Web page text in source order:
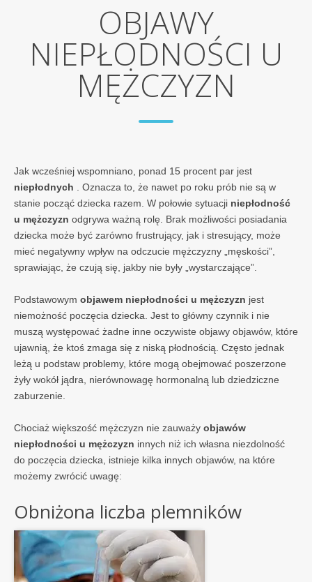
OBJAWY
NIEPŁODNOŚCI U
MĘŻCZYZN
Jak wcześniej wspomniano, ponad 15 procent par jest
niepłodnych . Oznacza to, że nawet po roku prób nie są w
stanie począć dziecka razem. W połowie sytuacji niepłodność
u mężczyzn odgrywa ważną rolę. Brak możliwości posiadania
dziecka może być zarówno frustrujący, jak i stresujący, może
mieć negatywny wpływ na odczucie mężczyzny „męskości”,
sprawiając, że czują się, jakby nie były „wystarczające”.
Podstawowym objawem niepłodności u mężczyzn jest
niemożność poczęcia dziecka. Jest to główny czynnik i nie
muszą występować żadne inne oczywiste objawy objawów, które
ujawnią, że ktoś zmaga się z niską płodnością. Często jednak
leżą u podstaw problemy, które mogą obejmować poszerzone
żyły wokół jądra, nierównowagę hormonalną lub dziedziczne
zaburzenie.
Chociaż większość mężczyzn nie zauważy objawów
niepłodności u mężczyzn innych niż ich własna niezdolność
do poczęcia dziecka, istnieje kilka innych objawów, na które
możemy zwrócić uwagę:
Obniżona liczba plemników